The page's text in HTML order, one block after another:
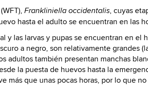
Frankliniella occidentalis, cuyas
hasta el adulto se encuentran en las
y las larvas y pupas se encuentran en el
a negro, son relativamente grandes
adultos también presentan manchas
la puesta de huevos hasta la
más que unas pocas horas, por lo que